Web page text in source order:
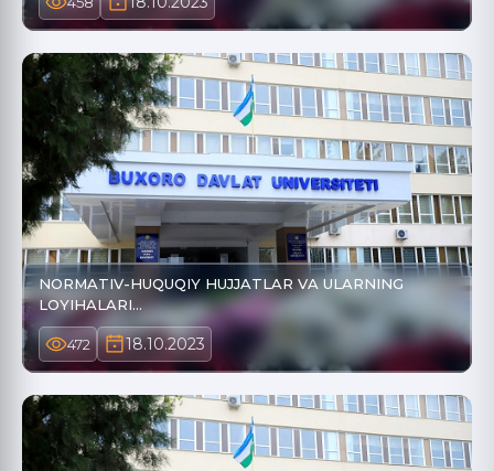
NORMATIV-HUQUQIY HUJJATLAR VA ULARNING
LOYIHALARI…
472 18.10.2023